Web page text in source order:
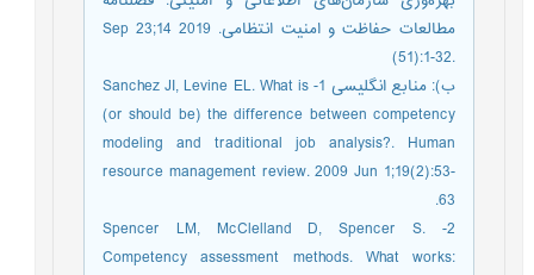
مطالعات حفاظت و امنیت انتظامی. 2019 Sep 23;14
(51):1-32.‎
ب): منابع انگلیسی 1- Sanchez JI, Levine EL. What is
(or should be) the difference between competency
modeling and traditional job analysis?. Human
resource management review. 2009 Jun 1;19(2):53-
63.
2- Spencer LM, McClelland D, Spencer S.
Competency assessment methods. What works: